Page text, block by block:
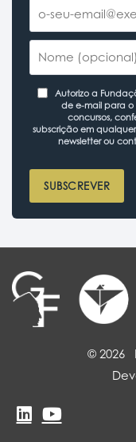
Autorizo a
de e-mail para o
concursos,
subscrição em
newsletter ou
SUBSCREVER
© 2026